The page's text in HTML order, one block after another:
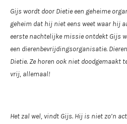
Gijs wordt door Dietie een geheime
geheim dat hij niet eens weet waar hij
eerste nachtelijke missie ontdekt Gijs
een dierenbevrijdingsorganisatie.
Dietie. Ze horen ook niet doodgemaakt
vrij, allemaal!
Het zal wel, vindt Gijs. Hij is niet zo’n